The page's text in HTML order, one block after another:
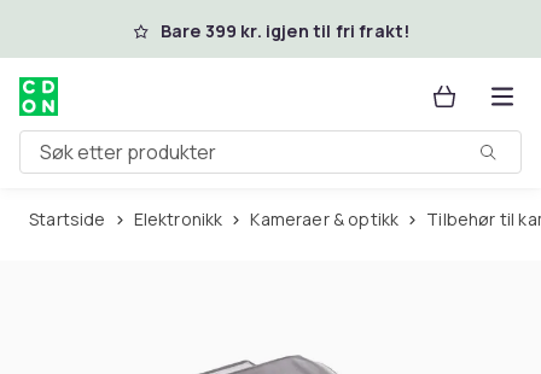
Hopp til hovedinnholdBare 399 kr. igjen til fri frakt!
Søk etter produkter
Startside Elektronikk Kameraer & optikk Tilbehør til